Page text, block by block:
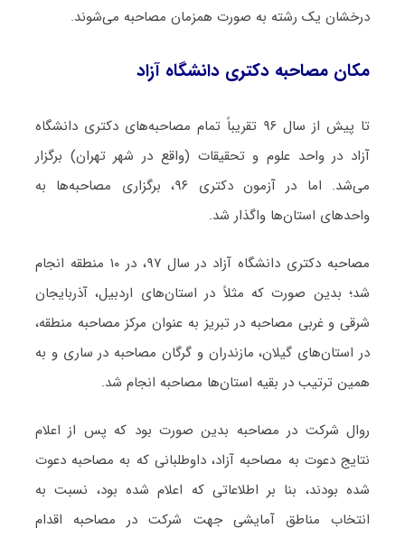
درخشان یک رشته به صورت همزمان مصاحبه می‌شوند.
مکان مصاحبه دکتری دانشگاه آزاد
تا پیش از سال ۹۶ تقریباً تمام مصاحبه‌های دکتری دانشگاه
آزاد در واحد علوم و تحقیقات (واقع در شهر تهران) برگزار
می‌شد. اما در آزمون دکتری ۹۶، برگزاری مصاحبه‎‌ها به
واحدهای استان‌ها واگذار شد.
مصاحبه دکتری دانشگاه آزاد در سال ۹۷، در ۱۰ منطقه انجام
شد؛ بدین صورت که مثلاً در استان‌های اردبیل، آذربایجان
شرقی و غربی مصاحبه در تبریز به عنوان مرکز مصاحبه منطقه،
در استان‌های گیلان، مازندران و گرگان مصاحبه در ساری و به
همین ترتیب در بقیه استان‌ها مصاحبه انجام شد.
روال شرکت در مصاحبه بدین صورت بود که پس از اعلام
نتایج دعوت به مصاحبه آزاد، داوطلبانی که به مصاحبه دعوت
شده بودند، بنا بر اطلاعاتی که اعلام شده بود، نسبت به
انتخاب مناطق آمایشی جهت شرکت در مصاحبه اقدام